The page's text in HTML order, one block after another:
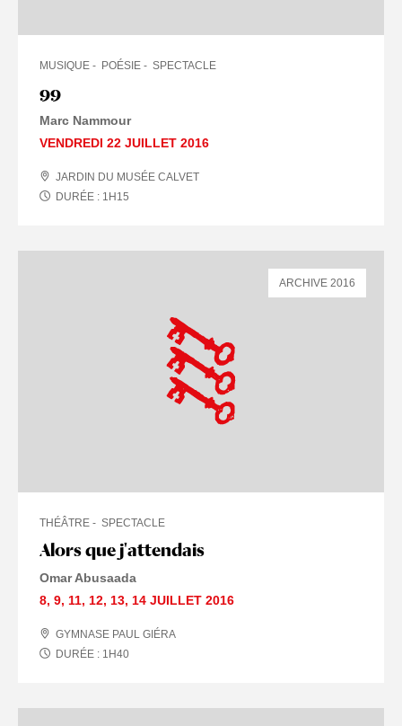
99
MUSIQUE POÉSIE SPECTACLE
Marc Nammour
VENDREDI 22 JUILLET 2016
JARDIN DU MUSÉE CALVET
DURÉE : 1 H15
Alors que j'attendais
THÉÂTRE SPECTACLE
Omar Abusaada
8, 9, 11, 12, 13, 14 JUILLET 2016
GYMNASE PAUL GIÉRA
DURÉE : 1 H40
ARCHIVE 2016